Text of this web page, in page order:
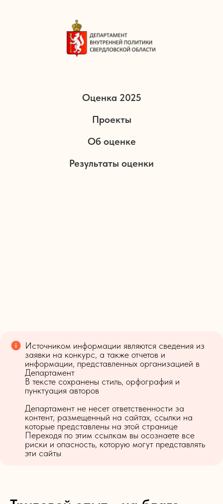
Оценка 2025
Проекты
Об оценке
Результаты оценки
Источником информации являются сведения из
заявки на конкурс, а также отчетов и
информации, представленных организацией в
Департамент
В тексте сохранены стиль, орфография и
пунктуация авторов
Департамент не несет ответственности за
контент, размещенный на сайтах, ссылки на
которые представлены на этой странице
Переходя по этим ссылкам вы осознаете все
риски и опасность, которую могут представлять
эти сайты